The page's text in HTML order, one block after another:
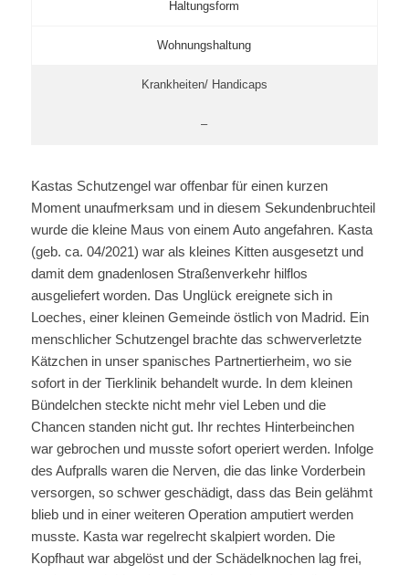
Haltungsform
Wohnungshaltung
Krankheiten/ Handicaps
–
Kastas Schutzengel war offenbar für einen kurzen
Moment unaufmerksam und in diesem Sekundenbruchteil
wurde die kleine Maus von einem Auto angefahren. Kasta
(geb. ca. 04/2021) war als kleines Kitten ausgesetzt und
damit dem gnadenlosen Straßenverkehr hilflos
ausgeliefert worden. Das Unglück ereignete sich in
Loeches, einer kleinen Gemeinde östlich von Madrid. Ein
menschlicher Schutzengel brachte das schwerverletzte
Kätzchen in unser spanisches Partnertierheim, wo sie
sofort in der Tierklinik behandelt wurde. In dem kleinen
Bündelchen steckte nicht mehr viel Leben und die
Chancen standen nicht gut. Ihr rechtes Hinterbeinchen
war gebrochen und musste sofort operiert werden. Infolge
des Aufpralls waren die Nerven, die das linke Vorderbein
versorgen, so schwer geschädigt, dass das Bein gelähmt
blieb und in einer weiteren Operation amputiert werden
musste. Kasta war regelrecht skalpiert worden. Die
Kopfhaut war abgelöst und der Schädelknochen lag frei,